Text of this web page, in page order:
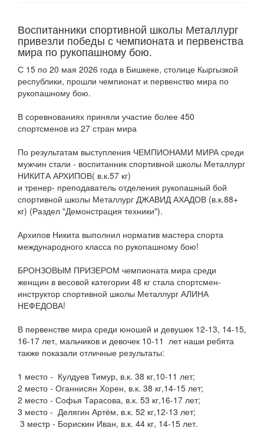
Воспитанники спортивной школы Металлург
привезли победы с чемпионата и первенства
мира по рукопашному бою.
С 15 по 20 мая 2026 года в Бишкеке, столице Кыргызкой
республики, прошли чемпионат и первенство мира по
рукопашному бою.
В соревнованиях приняли участие более 450
спортсменов из 27 стран мира
По результатам выступления ЧЕМПИОНАМИ МИРА среди
мужчин стали - воспитанник спортивной школы Металлург
НИКИТА АРХИПОВ( в.к.57 кг)
и тренер- преподаватель отделения рукопашный бой
спортивной школы Металлург ДЖАВИД АХАДОВ (в.к.88+
кг) (Раздел "Демонстрация техники").
Архипов Никита выполнил норматив мастера спорта
международного класса по рукопашному бою!
БРОНЗОВЫМ ПРИЗЕРОМ чемпионата мира среди
женщин в весовой категории 48 кг стала спортсмен-
инструктор спортивной школы Металлург АЛИНА
НЕФЕДОВА!
В первенстве мира среди юношей и девушек 12-13, 14-15,
16-17 лет, мальчиков и девочек 10-11 лет наши ребята
также показали отличные результаты:
1 место - Кулдуев Тимур, в.к. 38 кг,10-11 лет;
2 место - Оганнисян Хорен, в.к. 38 кг,14-15 лет;
2 место - Софья Тарасова, в.к. 53 кг,16-17 лет;
3 место - Делягин Артём, в.к. 52 кг,12-13 лет;
3 местр - Борискин Иван, в.к. 44 кг, 14-15 лет.